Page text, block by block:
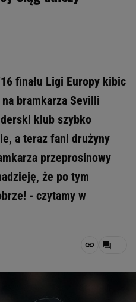
finału Ligi Europy kibic
bramkarza Sevilli
klub szybko
a teraz fani drużyny
przeprosinowy
że po tym
- czytamy w